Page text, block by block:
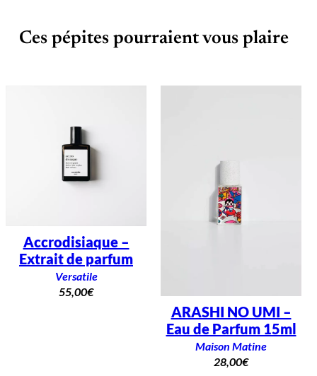
Ces pépites pourraient vous plaire
Accrodisiaque –
Extrait de parfum
Versatile
55,00€
ARASHI NO UMI –
Eau de Parfum 15ml
Maison Matine
28,00€